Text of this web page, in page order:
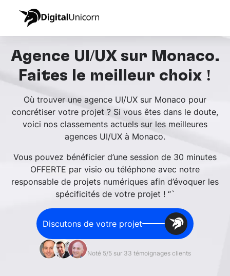
Agence UI/UX sur Monaco.
Faites le meilleur choix !
Où trouver une agence UI/UX sur Monaco pour
concrétiser votre projet ? Si vous êtes dans le doute,
voici nos classements actuels sur les meilleures
agences UI/UX à Monaco.
Vous pouvez bénéficier d’une session de 30 minutes
OFFERTE par visio ou téléphone avec notre
responsable de projets numériques afin d’évoquer les
spécificités de votre projet !“`
Discutons de votre projet
Noté 5/5 sur 33 témoignages clients